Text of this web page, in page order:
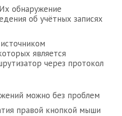
обнаружение
об учётных записях
является
через протокол
можно без проблем
правой кнопкой мыши